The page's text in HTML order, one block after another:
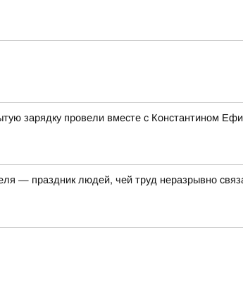
зарядку провели вместе с Константином
— праздник людей, чей труд неразрывно